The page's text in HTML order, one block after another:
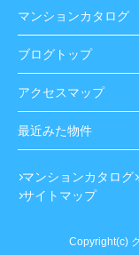
マンションカタログ
ブログトップ
アクセスマップ
最近みた物件
マンションカタログ
サイトマップ
Copyright(c)